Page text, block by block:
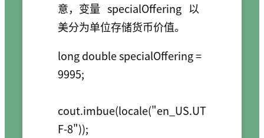
意，变量 specialOffering 以
美分为单位存储货币价值。
long double specialOffering =
9995;
cout.imbue(locale("en_US.UT
F-8"));